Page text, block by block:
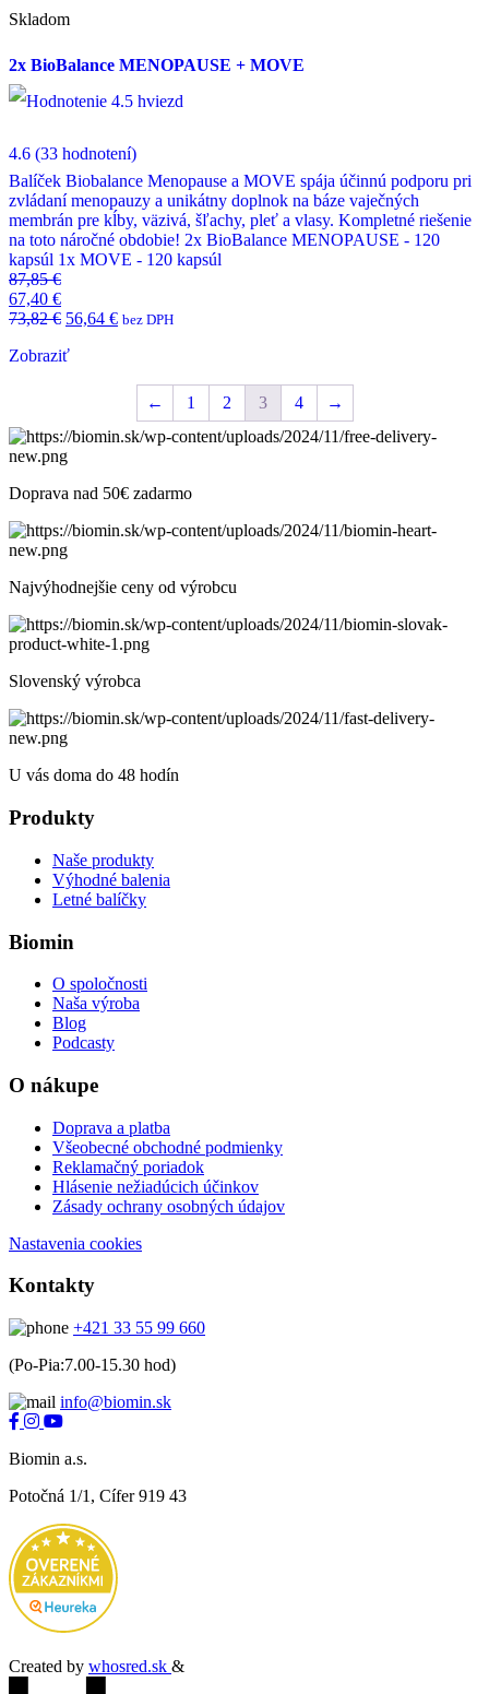
Skladom
2x BioBalance MENOPAUSE + MOVE
4.6 (33 hodnotení)
Balíček Biobalance Menopause a MOVE spája účinnú podporu pri
zvládaní menopauzy a unikátny doplnok na báze vaječných
membrán pre kĺby, väzivá, šľachy, pleť a vlasy. Kompletné riešenie
na toto náročné obdobie! 2x BioBalance MENOPAUSE - 120
kapsúl 1x MOVE - 120 kapsúl
87,85€
67,40 €
73,82€ 56,64 € bez DPH
Zobraziť
← 1 2 3 4 →
Doprava nad 50€ zadarmo
Najvýhodnejšie ceny od výrobcu
Slovenský výrobca
U vás doma do 48 hodín
Produkty
Naše produkty
Výhodné balenia
Letné balíčky
Biomin
O spoločnosti
Naša výroba
Blog
Podcasty
O nákupe
Doprava a platba
Všeobecné obchodné podmienky
Reklamačný poriadok
Hlásenie nežiadúcich účinkov
Zásady ochrany osobných údajov
Nastavenia cookies
Kontakty
+421 33 55 99 660
(Po-Pia:7.00-15.30 hod)
info@biomin.sk
Biomin a.s.
Potočná 1/1, Cífer 919 43
Created by whosred.sk &